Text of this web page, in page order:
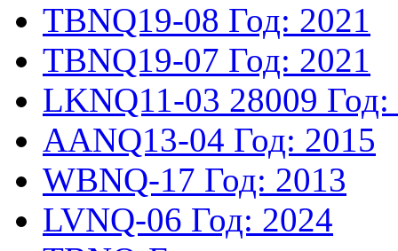
TBNQ19-08 Год: 2021
TBNQ19-07 Год: 2021
LKNQ11-03 28009 Год:
AANQ13-04 Год: 2015
WBNQ-17 Год: 2013
LVNQ-06 Год: 2024